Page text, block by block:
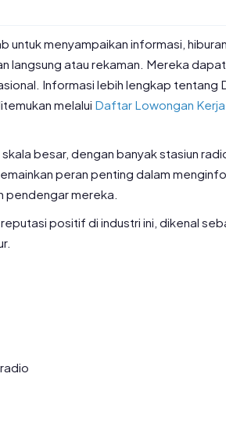
untuk menyampaikan informasi,
langsung atau rekaman. Mereka
Informasi lebih lengkap tentang
melalui Daftar Lowongan Kerja
besar, dengan banyak stasiun
peran penting dalam
pendengar mereka.
positif di industri ini, dikenal